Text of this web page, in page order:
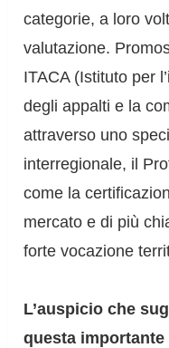
categorie, a loro
valutazione.
ITACA (Istituto per
degli appalti e la
attraverso uno
interregionale, il
come la
mercato e di più
forte vocazione
L’auspicio che
questa